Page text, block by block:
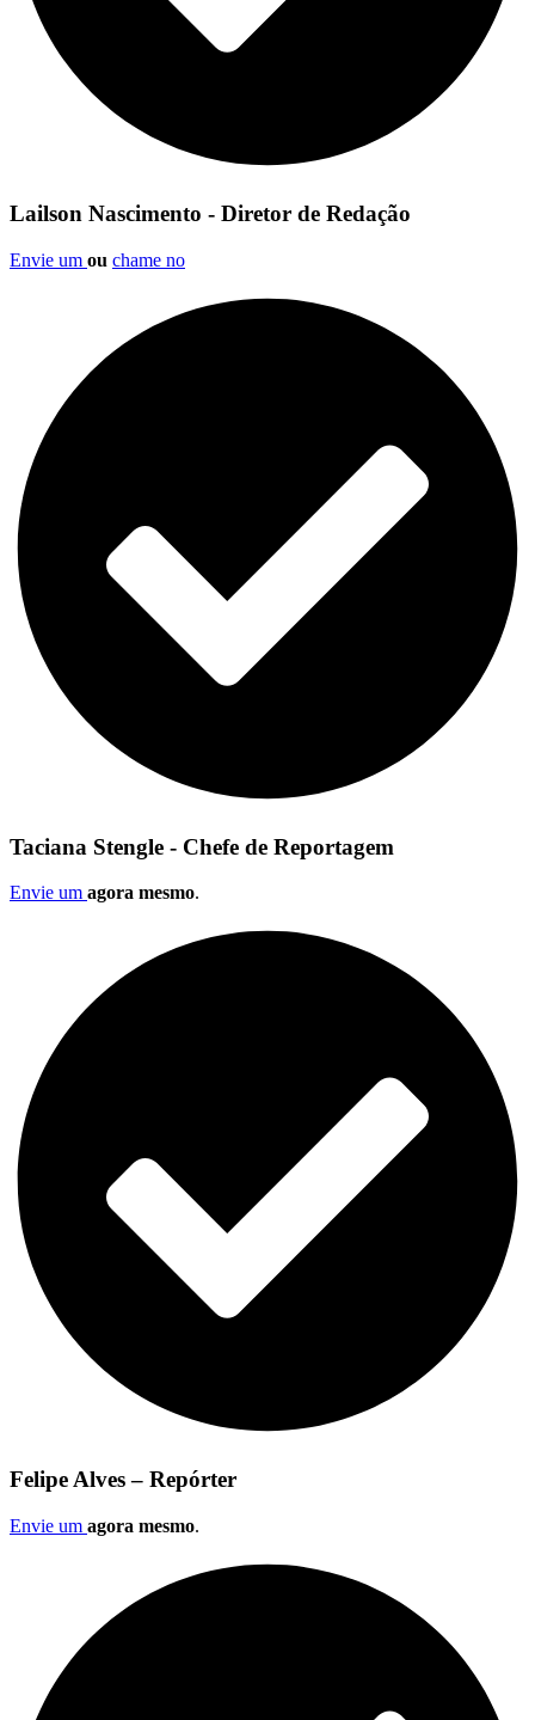
Lailson Nascimento - Diretor de Redação
Envie um ou chame no
Taciana Stengle - Chefe de Reportagem
Envie um agora mesmo.
Felipe Alves – Repórter
Envie um agora mesmo.